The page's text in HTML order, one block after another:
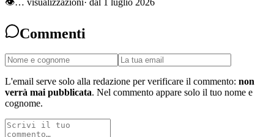
Commenti
L'email serve solo alla redazione per verificare il commento: non
verrà mai pubblicata. Nel commento appare solo il tuo nome e
cognome.